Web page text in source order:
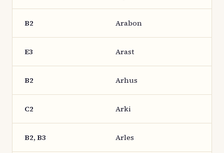
B2 Arabon
E3 Arast
B2 Arhus
C2 Arki
B2, B3 Arles